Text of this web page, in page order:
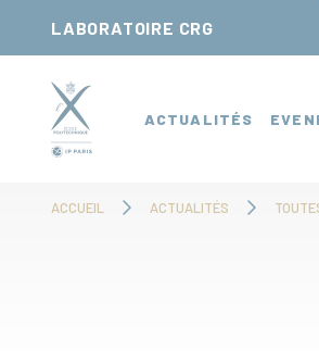
LABORATOIRE CRG
ACTUALITÉS
ACCUEIL ACTUALITÉS